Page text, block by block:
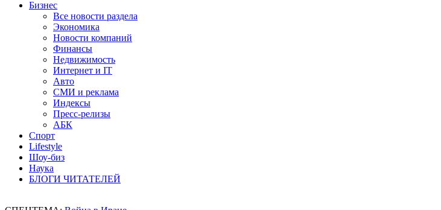
Бизнес
Все новости раздела
Экономика
Новости компаний
Финансы
Недвижимость
Интернет и IT
Авто
СМИ и реклама
Индексы
Пресс-релизы
АБК
Спорт
Lifestyle
Шоу-биз
Наука
БЛОГИ ЧИТАТЕЛЕЙ